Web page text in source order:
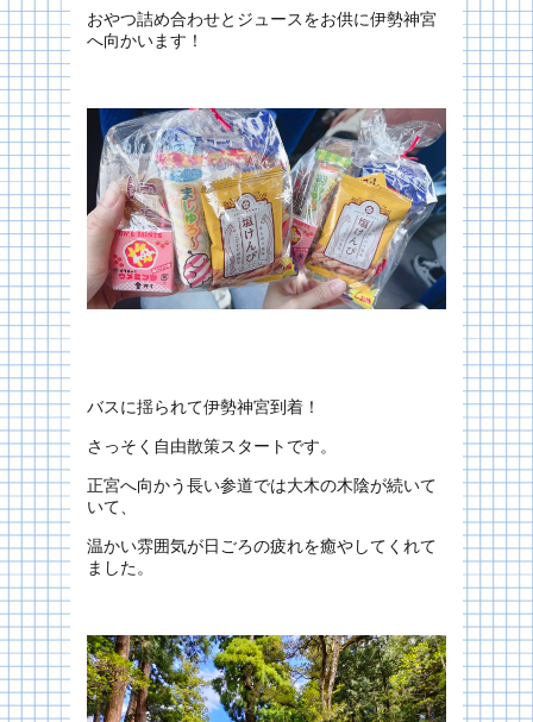
おやつ詰め合わせとジュースをお供に伊勢神宮
へ向かいます！
バスに揺られて伊勢神宮到着！
さっそく自由散策スタートです。
正宮へ向かう長い参道では大木の木陰が続いて
いて、
温かい雰囲気が日ごろの疲れを癒やしてくれて
ました。